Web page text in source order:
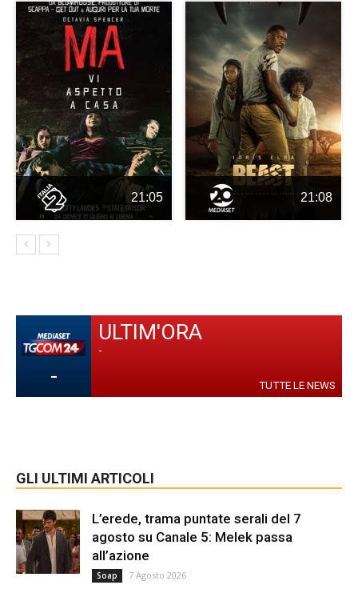
21:05 21:08
-
ULTIM'ORA
-
TUTTE LE NEWS
GLI ULTIMI ARTICOLI
L’erede, trama puntate serali del 7
agosto su Canale 5: Melek passa
all’azione
Soap 7 Agosto 2026